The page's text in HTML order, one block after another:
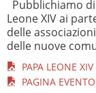
Pubblichiamo
Leone XIV ai
delle
delle nuove
PAPA LEONE
PAGINA EVENTO